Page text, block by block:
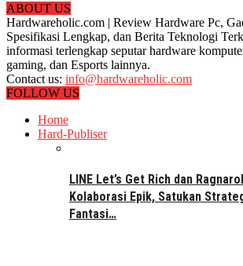
ABOUT US
Hardwareholic.com | Review Hardware Pc,
Spesifikasi Lengkap, dan Berita Teknologi
informasi terlengkap seputar hardware
gaming, dan Esports lainnya.
Contact us: info@hardwareholic.com
FOLLOW US
Home
Hard-Publiser
LINE Let’s Get Rich dan
Kolaborasi Epik, Satukan
Fantasi…